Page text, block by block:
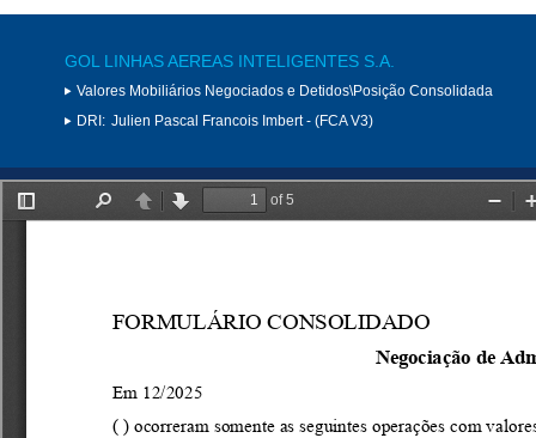
GOL LINHAS AEREAS INTELIGENTES S.A.
Valores Mobiliários Negociados e Detidos\Posição Consolidada
DRI: Julien Pascal Francois Imbert - (FCA V3)